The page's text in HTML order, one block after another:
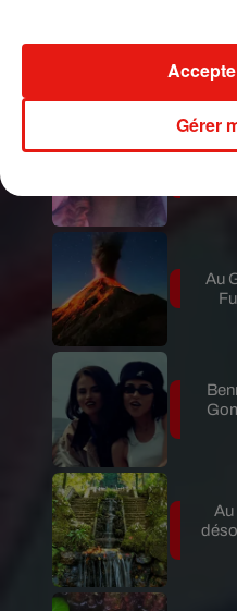
Publié : 19 octobre
Au
Au
Gérer